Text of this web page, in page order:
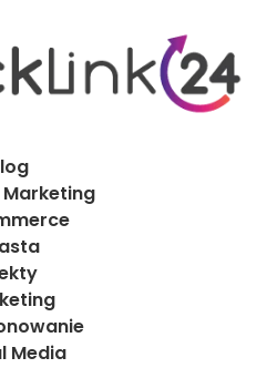
Media